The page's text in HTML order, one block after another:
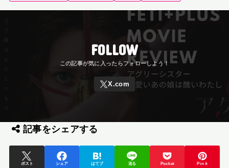
FOLLOW
記事をシェアする
ポスト シェア はてブ 送る Pocket Pin it